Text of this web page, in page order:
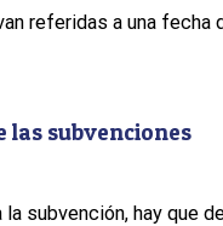
referidas a una fecha
las subvenciones
subvención, hay que